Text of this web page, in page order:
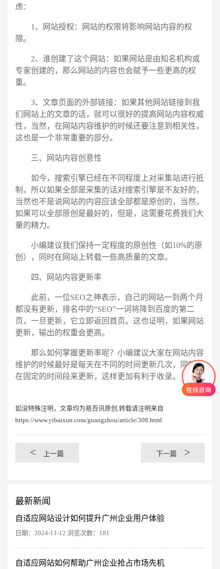
虑：
1、网站授权：网站的权限将影响网站内容的权
限。
2、谁创建了这个网站：如果网站是由知名机构或
专家创建的，那么网站的内容也会赋予一些更高的权
重。
3、文章页面的外部链接：如果其他网站链接到我
们网站上的文章的话，就可以很好的提高网站内容权威
性，当然，在网站内容维护的时候还要注意到相关性，
这也是一个非常重要的部分。
三、网站内容创意性
如今，搜索引擎已经在不同程度上对采集站进行抵
制，所以如果全部是采集的话对搜索引擎是不友好的，
当然也不是说网站的内容应该全部都是原创的，当然，
如果可以全部原创是最好的，但是，这需要花费我们大
量的精力。
小编建议我们保持一定程度的原创性（如10%的原
创），同时在网站上转载一些高质量的文章。
四、网站内容更新率
此前，一位SEO之神表示，自己的网站一到两个月
都没有更新，排名中的“SEO”一词将降到百度的第二
页，一旦更新，它立即返回首页。这也证明，如果网站
更新，输出的权重会更高。
那么如何掌握更新率呢？小编建议大家在网站内容
维护的时候最好是每天在不同的时间更新几次，同时要
在固定的时间段来更新，这样更加有利于收录。
如没特殊注明，文章均为易百讯原创,转载请注明来自
https://www.yibaixun.com/guangzhou/article/308.html
< 上一篇 下一篇 >
最新新闻
自适应网站设计如何提升广州企业用户体验
日期：2024-11-12 浏览次数：181
自适应网站如何帮助广州企业抢占市场先机
电话 微信号
创意品牌型网站